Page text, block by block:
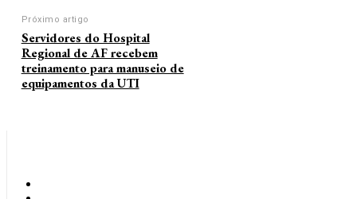
Próximo artigo
Servidores do Hospital
Regional de AF recebem
treinamento para manuseio de
equipamentos da UTI